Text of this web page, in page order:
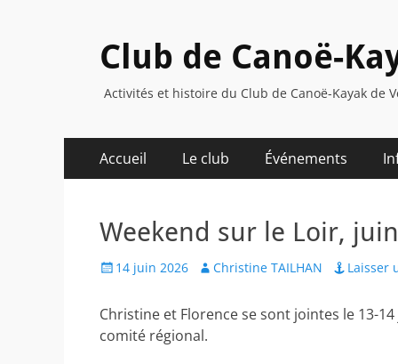
Club de Canoë-
Activités et histoire du Club de Canoë-Kayak de
Menu
principal
Accueil Le club Événements
Weekend sur le Loir,
Posted
14 juin 2026 Author
Christine TAILHAN Laisser
Christine et Florence se sont jointes le 13-
comité régional.